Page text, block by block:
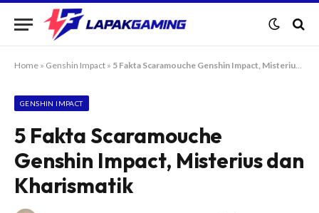
Home » Genshin Impact » 5 Fakta Scaramouche Genshin Impact, Misterius dan Kharismatik
GENSHIN IMPACT
5 Fakta Scaramouche
Genshin Impact, Misterius dan
Kharismatik